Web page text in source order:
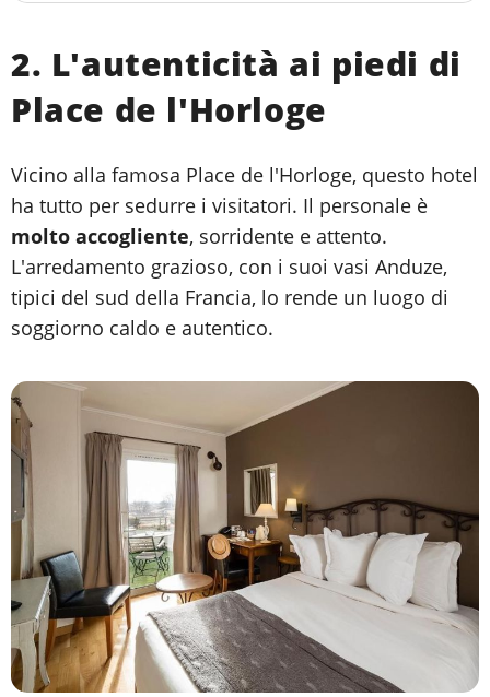
2. L'autenticità ai piedi di
Place de l'Horloge
Vicino alla famosa Place de l'Horloge, questo hotel
ha tutto per sedurre i visitatori. Il personale è
molto accogliente, sorridente e attento.
L'arredamento grazioso, con i suoi vasi Anduze,
tipici del sud della Francia, lo rende un luogo di
soggiorno caldo e autentico.